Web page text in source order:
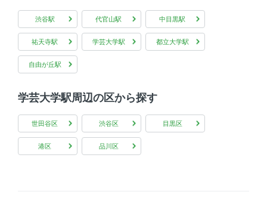
渋谷駅 代官山駅 中目黒駅
祐天寺駅 学芸大学駅 都立大学駅
自由が丘駅
学芸大学駅周辺の区から探す
世田谷区 渋谷区 目黒区
港区 品川区